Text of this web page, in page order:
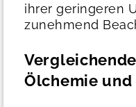
ihrer geringeren
zunehmend
Ölchemie